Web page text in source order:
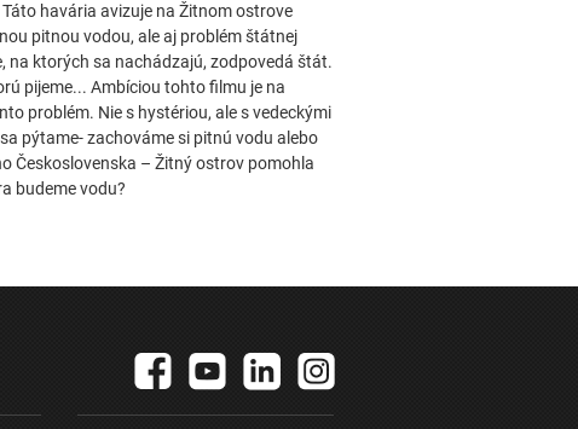
havária avizuje na Žitnom ostrove
pitnou vodou, ale aj problém štátnej
na ktorých sa nachádzajú, zodpovedá štát.
pijeme... Ambíciou tohto filmu je na
problém. Nie s hystériou, ale s vedeckými
pýtame- zachováme si pitnú vodu alebo
Československa – Žitný ostrov pomohla
budeme vodu?